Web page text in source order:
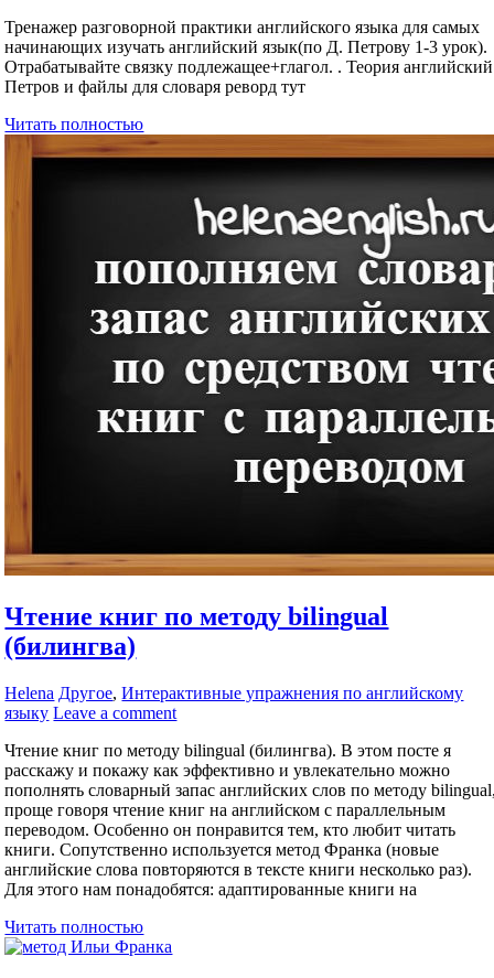
Тренажер разговорной практики английского языка для самых
начинающих изучать английский язык(по Д. Петрову 1-3 урок).
Отрабатывайте связку подлежащее+глагол. . Теория английский
Петров и файлы для словаря реворд тут
Читать полностью
Чтение книг по методу bilingual
(билингва)
Helena Другое,Интерактивные упражнения по английскому
языку Leave a comment
Чтение книг по методу bilingual (билингва). В этом посте я
расскажу и покажу как эффективно и увлекательно можно
пополнять словарный запас английских слов по методу
проще говоря чтение книг на английском с параллельным
переводом. Особенно он понравится тем, кто любит читать
книги. Сопутственно используется метод Франка (новые
английские слова повторяются в тексте книги несколько раз).
Для этого нам понадобятся: адаптированные книги на
Читать полностью